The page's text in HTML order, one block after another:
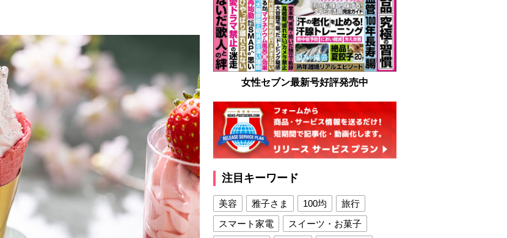
女性セブン最新号好評発売中
注目キーワード
美容 雅子さま 100均
旅行
スマート家電
スイーツ・お菓子